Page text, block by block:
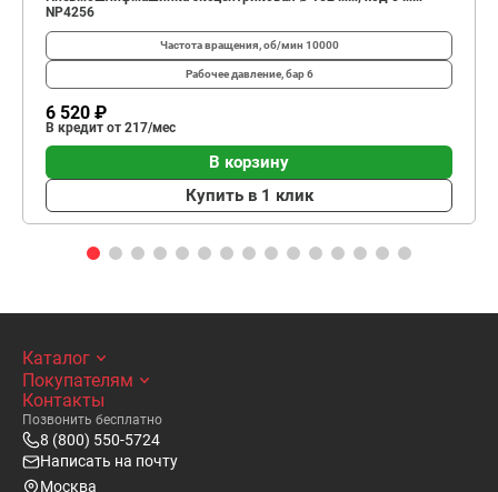
NP4256
Частота вращения, об/мин 10000
Рабочее давление, бар6
6 520 ₽
В кредит от 217/мес
В корзину
Купить в 1 клик
Каталог
Покупателям
Контакты
Позвонить бесплатно
8 (800) 550-5724
Написать на почту
Москва